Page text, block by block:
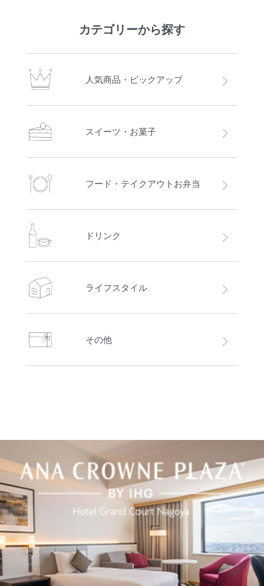
カテゴリーから探す
人気商品・ピックアップ
スイーツ・お菓子
フード・テイクアウトお弁当
ドリンク
ライフスタイル
その他